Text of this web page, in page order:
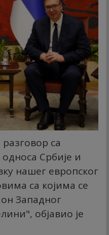
са
Србије и
нашег европског
са којима се
Западног
објавио је